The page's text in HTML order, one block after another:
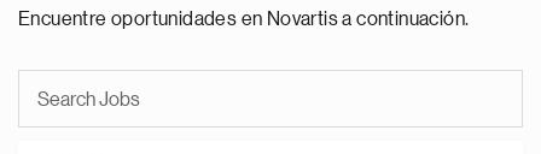
Encuentre oportunidades en Novartis a continuación.